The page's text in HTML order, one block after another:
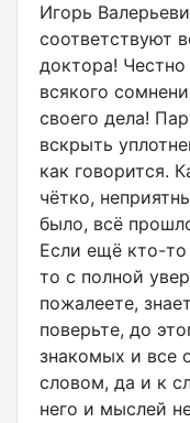
Игорь
соответствуют
доктора!
всякого
своего дела!
вскрыть
как говорится.
чётко,
было, всё
Если ещё кто-
то с полной
пожалеете,
поверьте, до
знакомых и все
словом, да и к
него и мыслей